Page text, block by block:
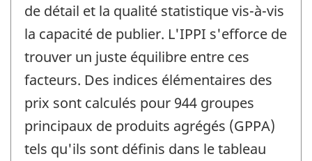
de détail et la qualité statistique vis-à-vis
la capacité de publier. L'IPPI s'efforce de
trouver un juste équilibre entre ces
facteurs. Des indices élémentaires des
prix sont calculés pour 944 groupes
principaux de produits agrégés (GPPA)
tels qu'ils sont définis dans le tableau